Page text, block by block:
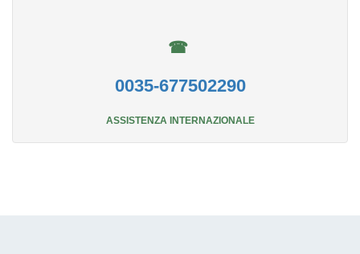
☎
0035-677502290
ASSISTENZA INTERNAZIONALE